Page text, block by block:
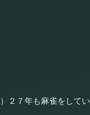
２７年も麻雀をしてい